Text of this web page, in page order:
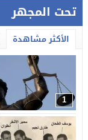
تحت المجهر
الأكثر مشاهدة
1